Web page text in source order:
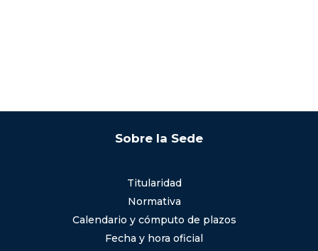
Sobre la Sede
Titularidad
Normativa
Calendario y cómputo de plazos
Fecha y hora oficial